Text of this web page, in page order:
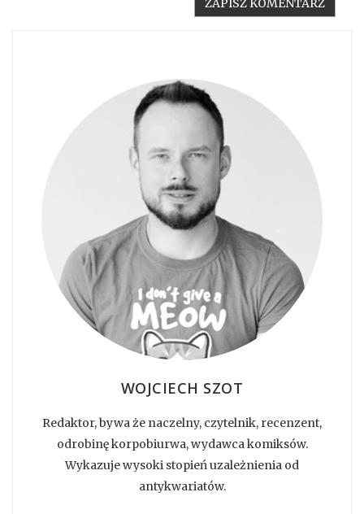
WOJCIECH SZOT
Redaktor, bywa że naczelny, czytelnik, recenzent,
odrobinę korpobiurwa, wydawca komiksów.
Wykazuje wysoki stopień uzależnienia od
antykwariatów.